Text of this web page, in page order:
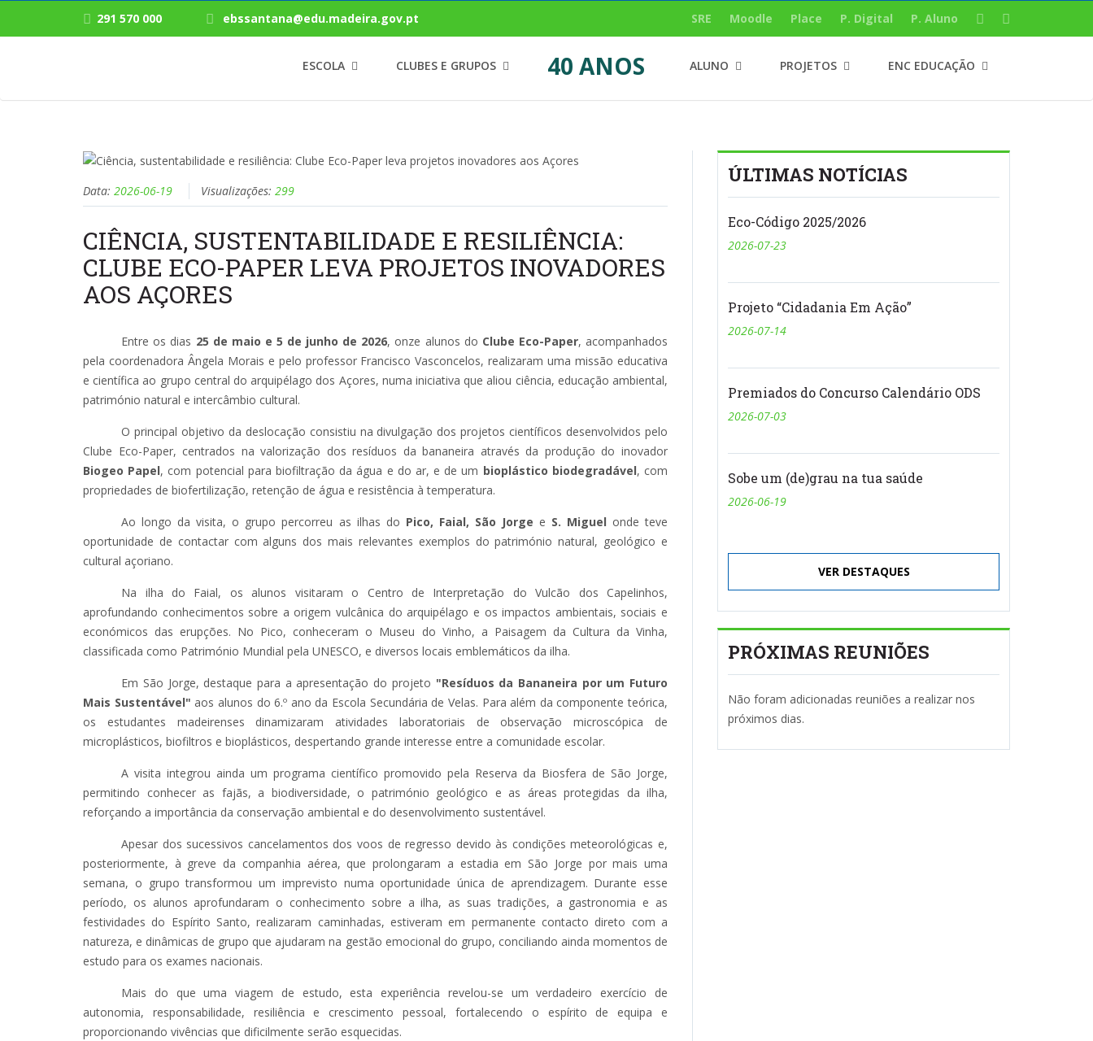
291 570 000 ebssantana@edu.madeira.gov.pt SRE Moodle Place P. Digital P. Aluno
ESCOLA CLUBES E GRUPOS 40 ANOS ALUNO PROJETOS ENC EDUCAÇÃO
Data: 2026-06-19 Visualizações: 299
CIÊNCIA, SUSTENTABILIDADE E RESILIÊNCIA:
CLUBE ECO-PAPER LEVA PROJETOS INOVADORES
AOS AÇORES
Entre os dias 25 de maio e 5 de junho de 2026, onze alunos do Clube Eco-Paper, acompanhados
pela coordenadora Ângela Morais e pelo professor Francisco Vasconcelos, realizaram uma missão educativa
e científica ao grupo central do arquipélago dos Açores, numa iniciativa que aliou ciência, educação ambiental,
património natural e intercâmbio cultural.
O principal objetivo da deslocação consistiu na divulgação dos projetos científicos desenvolvidos pelo
Clube Eco-Paper, centrados na valorização dos resíduos da bananeira através da produção do inovador
Biogeo Papel, com potencial para biofiltração da água e do ar, e de um bioplástico biodegradável, com
propriedades de biofertilização, retenção de água e resistência à temperatura.
Ao longo da visita, o grupo percorreu as ilhas do Pico, Faial, São Jorge e S. Miguel onde teve
oportunidade de contactar com alguns dos mais relevantes exemplos do património natural, geológico e
cultural açoriano.
Na ilha do Faial, os alunos visitaram o Centro de Interpretação do Vulcão dos Capelinhos,
aprofundando conhecimentos sobre a origem vulcânica do arquipélago e os impactos ambientais, sociais e
económicos das erupções. No Pico, conheceram o Museu do Vinho, a Paisagem da Cultura da Vinha,
classificada como Património Mundial pela UNESCO, e diversos locais emblemáticos da ilha.
Em São Jorge, destaque para a apresentação do projeto "Resíduos da Bananeira por um Futuro
Mais Sustentável" aos alunos do 6.º ano da Escola Secundária de Velas. Para além da componente teórica,
os estudantes madeirenses dinamizaram atividades laboratoriais de observação microscópica de
microplásticos, biofiltros e bioplásticos, despertando grande interesse entre a comunidade escolar.
A visita integrou ainda um programa científico promovido pela Reserva da Biosfera de São Jorge,
permitindo conhecer as fajãs, a biodiversidade, o património geológico e as áreas protegidas da ilha,
reforçando a importância da conservação ambiental e do desenvolvimento sustentável.
Apesar dos sucessivos cancelamentos dos voos de regresso devido às condições meteorológicas e,
posteriormente, à greve da companhia aérea, que prolongaram a estadia em São Jorge por mais uma
semana, o grupo transformou um imprevisto numa oportunidade única de aprendizagem. Durante esse
período, os alunos aprofundaram o conhecimento sobre a ilha, as suas tradições, a gastronomia e as
festividades do Espírito Santo, realizaram caminhadas, estiveram em permanente contacto direto com a
natureza, e dinâmicas de grupo que ajudaram na gestão emocional do grupo, conciliando ainda momentos de
estudo para os exames nacionais.
Mais do que uma viagem de estudo, esta experiência revelou-se um verdadeiro exercício de
autonomia, responsabilidade, resiliência e crescimento pessoal, fortalecendo o espírito de equipa e
proporcionando vivências que dificilmente serão esquecidas.
ÚLTIMAS NOTÍCIAS
Eco-Código 2025/2026
2026-07-23
Projeto “Cidadania Em Ação”
2026-07-14
Premiados do Concurso Calendário ODS
2026-07-03
Sobe um (de)grau na tua saúde
2026-06-19
VER DESTAQUES
PRÓXIMAS REUNIÕES
Não foram adicionadas reuniões a realizar nos
próximos dias.